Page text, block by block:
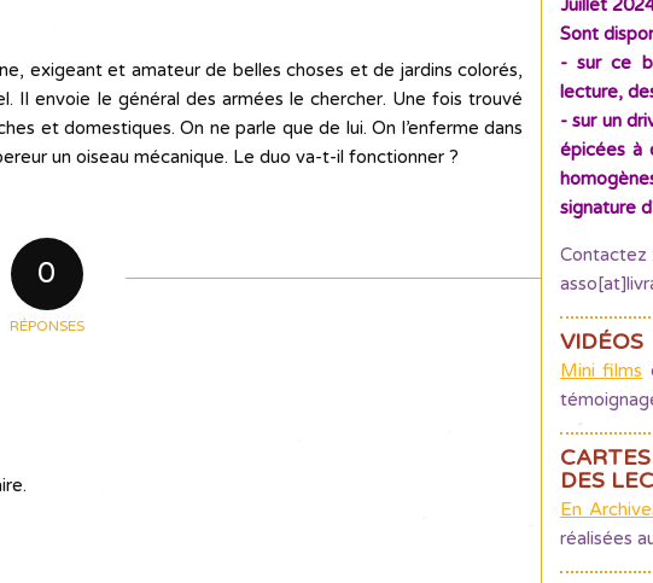
exigeant et amateur de belles choses et de jardins colorés,
Il envoie le général des armées le chercher. Une fois trouvé
et domestiques. On ne parle que de lui. On l’enferme dans
un oiseau mécanique. Le duo va-t-il fonctionner ?
0
RÉPONSES
Juillet
Sont
- sur ce
lecture,
- sur un
épicées à
signature
Contactez
VIDÉOS
Mini films
DES
En
réalisées